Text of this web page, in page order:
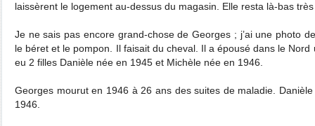
laissèrent le logement au-dessus du magasin. Elle resta là-bas
Je ne sais pas encore grand-chose de Georges ; j’ai une photo
le béret et le pompon. Il faisait du cheval. Il a épousé dans le
eu 2 filles Danièle née en 1945 et Michèle née en 1946.
Georges mourut en 1946 à 26 ans des suites de maladie.
1946.